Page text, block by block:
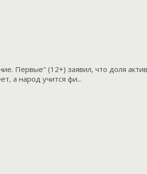
Первые" (12+) заявил, что доля
а народ учится фи...